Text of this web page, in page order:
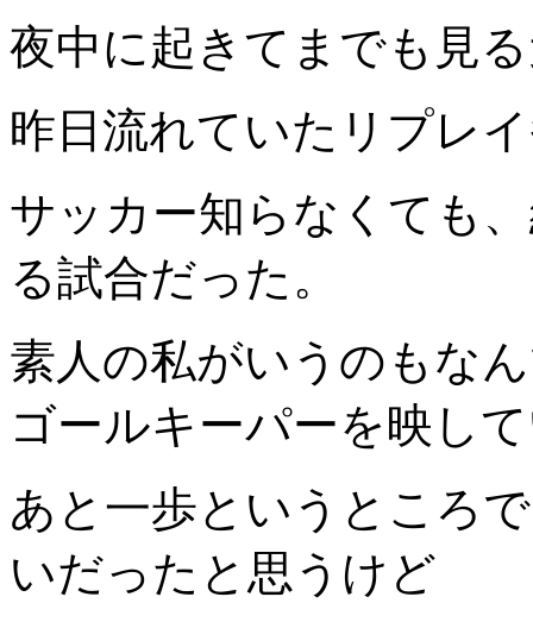
夜中に起きてまでも見
昨日流れていたリプレ
サッカー知らなくても
る試合だった。
素人の私がいうのもな
ゴールキーパーを映し
あと一歩というところ
いだったと思うけど